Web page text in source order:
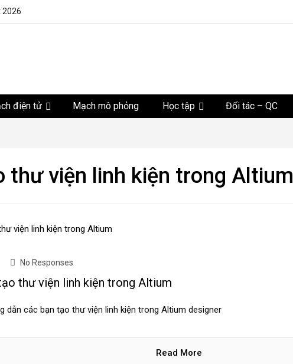
2026
điện tử Mạch mô phỏng Học tập Đối tác – QC
thư viện linh kiện trong Altium
No Responses
thư viện linh kiện trong Altium
dẫn các bạn tạo thư viện linh kiện trong Altium designer
Read More